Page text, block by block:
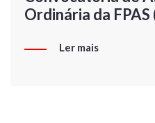
Ordinária da
Ler mais